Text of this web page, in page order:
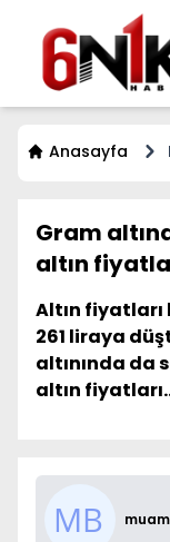
Anasayfa
Gram
altın
Altın fiyatları
261 liraya
altınında da
altın